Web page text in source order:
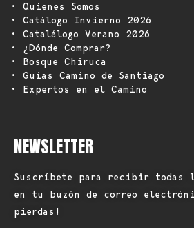
• Quienes Somos
• Catálogo Invierno 2026
• Catalálogo Verano 2026
• ¿Dónde Comprar?
• Bosque Chiruca
• Guías Camino de Santiago
• Expertos en el Camino
NEWSLETTER
Suscríbete para recibir todas
en tu buzón de correo
pierdas!